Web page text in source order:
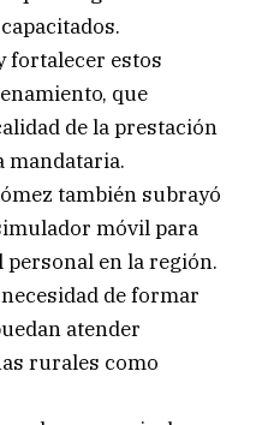
fortalecer estos
que
de la prestación
mandataria.
también subrayó
móvil para
en la región.
de formar
atender
rurales como